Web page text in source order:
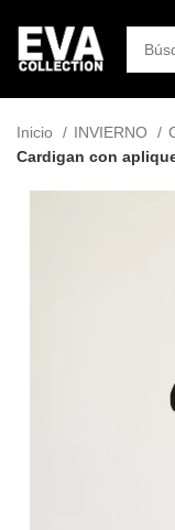
Inicio INVIERNO
Cardigan con